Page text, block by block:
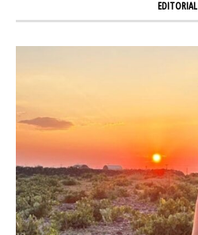
EDITORIAL